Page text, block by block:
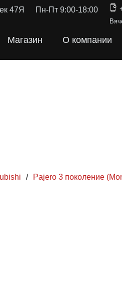
47Я Пн-Пт 9:00-18:00
Магазин О компании
/ Pajero 3 поколение